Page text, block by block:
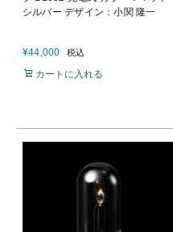
シルバー デザイン：小関 隆一
¥44,000 税込
カートに入れる